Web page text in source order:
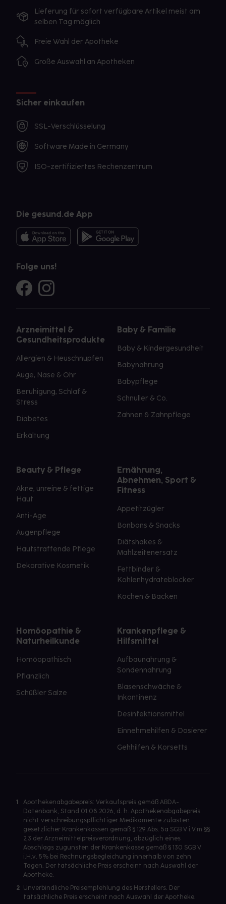
Lieferung für sofort verfügbare Artikel meist am
selben Tag möglich
Freie Wahl der Apotheke
Große Auswahl an Apotheken
Sicher einkaufen
SSL-Verschlüsselung
Software Made in Germany
ISO-zertifiziertes Rechenzentrum
Die gesund.de App
Folge uns!
Arzneimittel &
Gesundheitsprodukte
Allergien & Heuschnupfen
Auge, Nase & Ohr
Beruhigung, Schlaf &
Stress
Diabetes
Erkältung
Baby & Familie
Baby & Kindergesundheit
Babynahrung
Babypflege
Schnuller & Co.
Zahnen & Zahnpflege
Beauty & Pflege
Akne, unreine & fettige
Haut
Anti-Age
Augenpflege
Hautstraffende Pflege
Dekorative Kosmetik
Ernährung,
Abnehmen, Sport &
Fitness
Appetitzügler
Bonbons & Snacks
Diätshakes &
Mahlzeitenersatz
Fettbinder &
Kohlenhydrateblocker
Kochen & Backen
Homöopathie &
Naturheilkunde
Homöopathisch
Pflanzlich
Schüßler Salze
Krankenpflege &
Hilfsmittel
Aufbaunahrung &
Sondennahrung
Blasenschwäche &
Inkontinenz
Desinfektionsmittel
Einnehmehilfen & Dosierer
Gehhilfen & Korsetts
1
Apothekenabgabepreis: Verkaufspreis gemäß ABDA-
Datenbank, Stand 01.08.2026, d. h. Apothekenabgabepreis
nicht verschreibungspflichtiger Medikamente zulasten
gesetzlicher Krankenkassen gemäß § 129 Abs. 5a SGB V i.V.m §§
2,3 der Arzneimittelpreisverordnung, abzüglich eines
Abschlags zugunsten der Krankenkasse gemäß § 130 SGB V
i.H.v. 5% bei Rechnungsbegleichung innerhalb von zehn
Tagen. Der tatsächliche Preis erscheint nach Auswahl der
Apotheke.
2 Unverbindliche Preisempfehlung des Herstellers. Der
tatsächliche Preis erscheint nach Auswahl der Apotheke.